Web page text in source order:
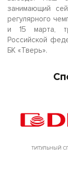
занимающий
регулярного
и 15 марта,
Российской
БК «Тверь».
ТИТУЛЬНЫЙ